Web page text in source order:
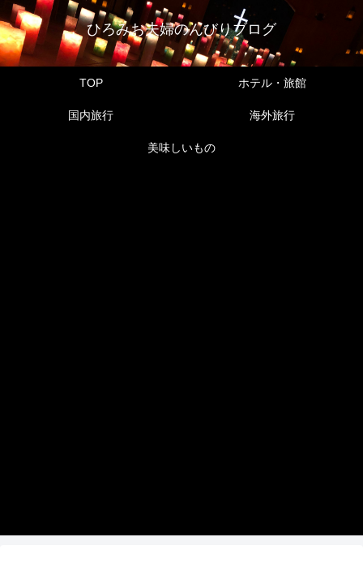
ひろみお夫婦のんびりブログ
TOP ホテル・旅館
国内旅行 海外旅行
美味しいもの